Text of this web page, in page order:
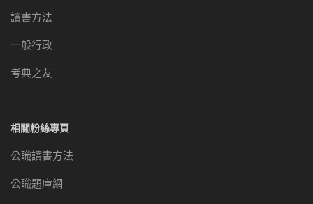
讀書方法
一般行政
考典之友
相關粉絲專頁
公職讀書方法
公職題庫網